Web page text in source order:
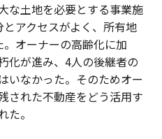
な土地を必要とする事業施
アクセスがよく、所有地
オーナーの高齢化に加
化が進み、4人の後継者の
いなかった。そのためオー
された不動産をどう活用す
た。